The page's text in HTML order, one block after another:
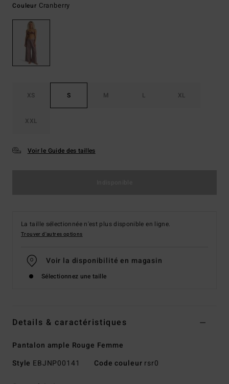
Couleur Cranberry
XS S M L XL
XXL
Voir le Guide des tailles
La taille sélectionnée n'est plus disponible en ligne.
Trouver d'autres options
Voir la disponibilité en magasin
Sélectionnez une taille
Details & caractéristiques
Pantalon ample Rouge Femme
Style EBJNP00141 Code couleur rsr0